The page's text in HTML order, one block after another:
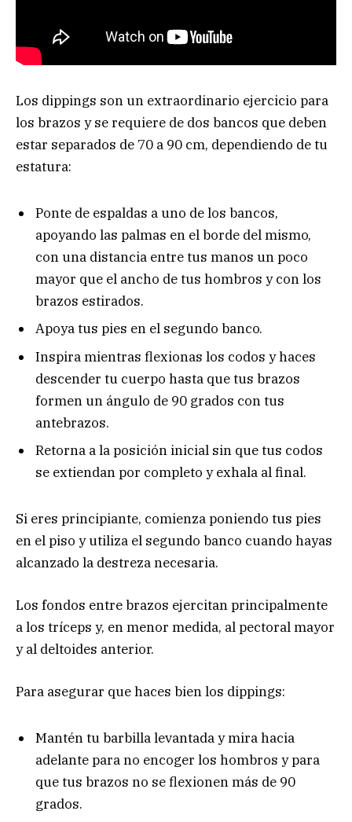
Los dippings son un extraordinario ejercicio para
los brazos y se requiere de dos bancos que deben
estar separados de 70 a 90 cm, dependiendo de tu
estatura:
Ponte de espaldas a uno de los bancos,
apoyando las palmas en el borde del mismo,
con una distancia entre tus manos un poco
mayor que el ancho de tus hombros y con los
brazos estirados.
Apoya tus pies en el segundo banco.
Inspira mientras flexionas los codos y haces
descender tu cuerpo hasta que tus brazos
formen un ángulo de 90 grados con tus
antebrazos.
Retorna a la posición inicial sin que tus codos
se extiendan por completo y exhala al final.
Si eres principiante, comienza poniendo tus pies
en el piso y utiliza el segundo banco cuando hayas
alcanzado la destreza necesaria.
Los fondos entre brazos ejercitan principalmente
a los tríceps y, en menor medida, al pectoral mayor
y al deltoides anterior.
Para asegurar que haces bien los dippings:
Mantén tu barbilla levantada y mira hacia
adelante para no encoger los hombros y para
que tus brazos no se flexionen más de 90
grados.